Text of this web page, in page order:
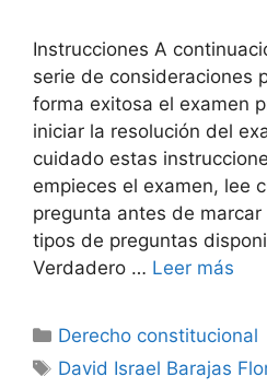
Instrucciones A
serie de consideraciones
forma exitosa el examen
iniciar la resolución del
cuidado estas
empieces el examen, lee
pregunta antes de
tipos de preguntas
Verdadero … Leer más
Categorías
Derecho constitucional
Etiquetas
David Israel Barajas